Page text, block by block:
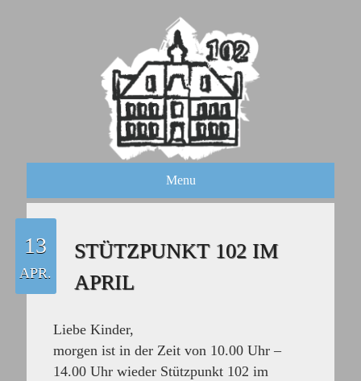
Menu
13
APR.
STÜTZPUNKT 102 IM
APRIL
Liebe Kinder,
morgen ist in der Zeit von 10.00 Uhr –
14.00 Uhr wieder Stützpunkt 102 im